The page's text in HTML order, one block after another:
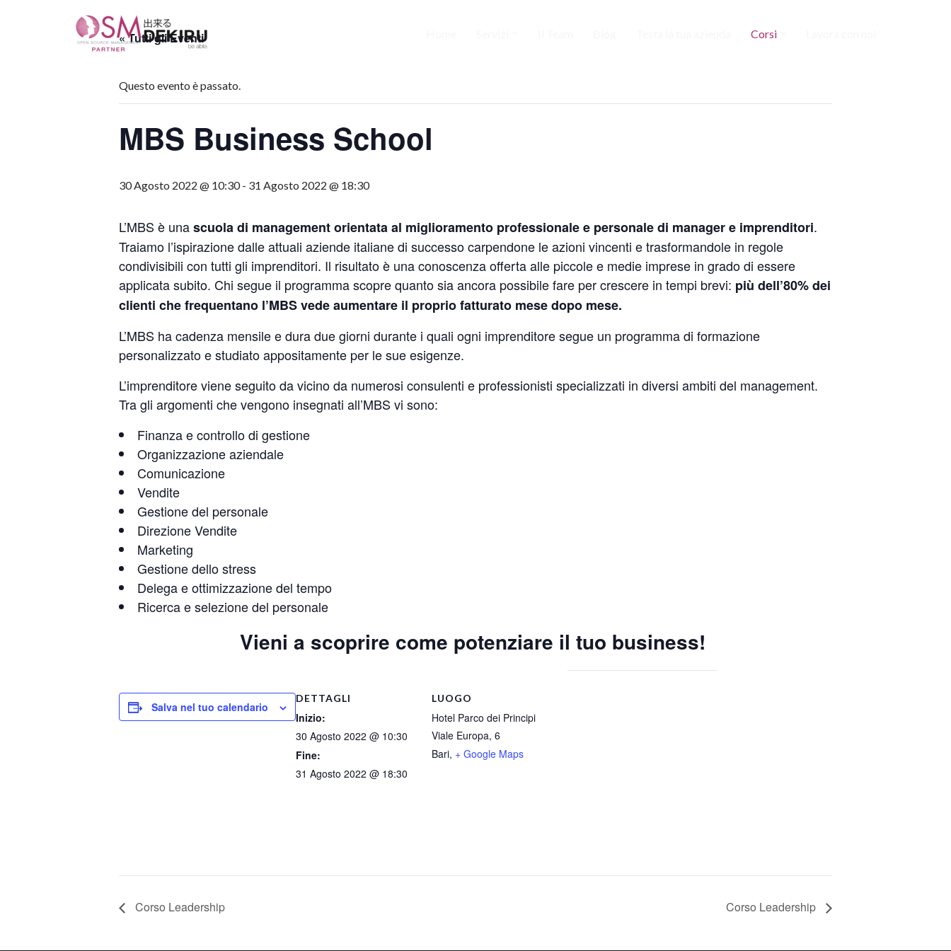
Corsi
« Tutti gli Eventi
Questo evento è passato.
MBS Business School
30 Agosto 2022 @ 10:30- 31 Agosto 2022 @ 18:30
L’MBS è unascuola di management orientata al miglioramento professionale e personale di manager e imprenditori.
Traiamo l’ispirazione dalle attuali aziende italiane di successo carpendone le azioni vincenti e trasformandole in regole
condivisibili con tutti gli imprenditori. Il risultato è una conoscenza offerta alle piccole e medie imprese in grado di essere
applicata subito. Chi segue il programma scopre quanto sia ancora possibile fare per crescere in tempi brevi: più dell’80% dei
clienti che frequentano l’MBS vede aumentare il proprio fatturato mese dopo mese.
L’MBS ha cadenza mensile e dura due giorni durante i quali ogni imprenditore segue un programma di formazione
personalizzatoe studiato appositamente per le sue esigenze.
L’imprenditore viene seguito da vicino da numerosi consulenti e professionisti specializzati in diversi ambiti del management.
Tra gli argomenti che vengono insegnati all’MBS vi sono:
Finanza e controllo di gestione
Organizzazione aziendale
Comunicazione
Vendite
Gestione del personale
Direzione Vendite
Marketing
Gestione dello stress
Delega e ottimizzazione del tempo
Ricerca e selezione del personale
Vieni a scoprire come potenziare il tuo business!
Salva nel tuo calendario
DETTAGLI
Inizio:
30 Agosto 2022 @ 10:30
Fine:
31 Agosto 2022 @ 18:30
LUOGO
Hotel Parco dei Principi
Viale Europa, 6
Bari, + Google Maps
Corso Leadership Corso Leadership